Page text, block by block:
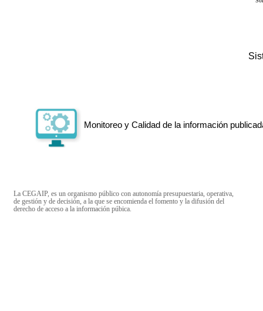
Monitoreo y Calidad de la información
La CEGAIP, es un organismo público con autonomía presupuestaria, operativa,
de gestión y de decisión, a la que se encomienda el fomento y la difusión del
derecho de acceso a la información púbica.